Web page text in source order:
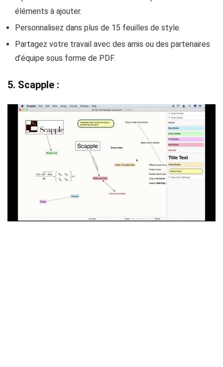
éléments à ajouter.
Personnalisez dans plus de 15 feuilles de style.
Partagez votre travail avec des amis ou des partenaires
d’équipe sous forme de PDF.
5. Scapple :